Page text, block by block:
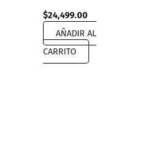
$24,499.00
AÑADIR AL
CARRITO